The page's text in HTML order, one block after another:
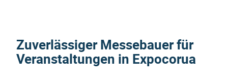
Zuverlässiger Messebauer für
Veranstaltungen in Expocorua